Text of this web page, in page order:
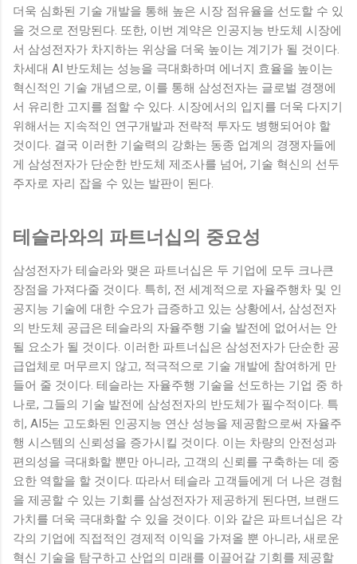
더욱 심화된 기술 개발을 통해 높은 시장 점유율을 선도할 수 있
을 것으로 전망된다. 또한, 이번 계약은 인공지능 반도체 시장에
서 삼성전자가 차지하는 위상을 더욱 높이는 계기가 될 것이다.
차세대 AI 반도체는 성능을 극대화하며 에너지 효율을 높이는
혁신적인 기술 개념으로, 이를 통해 삼성전자는 글로벌 경쟁에
서 유리한 고지를 점할 수 있다. 시장에서의 입지를 더욱 다지기
위해서는 지속적인 연구개발과 전략적 투자도 병행되어야 할
것이다. 결국 이러한 기술력의 강화는 동종 업계의 경쟁자들에
게 삼성전자가 단순한 반도체 제조사를 넘어, 기술 혁신의 선두
주자로 자리 잡을 수 있는 발판이 된다.
테슬라와의 파트너십의 중요성
삼성전자가 테슬라와 맺은 파트너십은 두 기업에 모두 크나큰
장점을 가져다줄 것이다. 특히, 전 세계적으로 자율주행차 및 인
공지능 기술에 대한 수요가 급증하고 있는 상황에서, 삼성전자
의 반도체 공급은 테슬라의 자율주행 기술 발전에 없어서는 안
될 요소가 될 것이다. 이러한 파트너십은 삼성전자가 단순한 공
급업체로 머무르지 않고, 적극적으로 기술 개발에 참여하게 만
들어 줄 것이다. 테슬라는 자율주행 기술을 선도하는 기업 중 하
나로, 그들의 기술 발전에 삼성전자의 반도체가 필수적이다. 특
히, AI5는 고도화된 인공지능 연산 성능을 제공함으로써 자율주
행 시스템의 신뢰성을 증가시킬 것이다. 이는 차량의 안전성과
편의성을 극대화할 뿐만 아니라, 고객의 신뢰를 구축하는 데 중
요한 역할을 할 것이다. 따라서 테슬라 고객들에게 더 나은 경험
을 제공할 수 있는 기회를 삼성전자가 제공하게 된다면, 브랜드
가치를 더욱 극대화할 수 있을 것이다. 이와 같은 파트너십은 각
각의 기업에 직접적인 경제적 이익을 가져올 뿐 아니라, 새로운
혁신 기술을 탐구하고 산업의 미래를 이끌어갈 기회를 제공할